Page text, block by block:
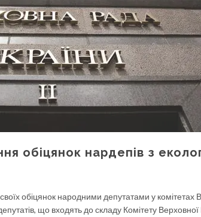
обіцянок нардепів з
обіцянок народними депутатами у комітетах
що входять до складу Комітету